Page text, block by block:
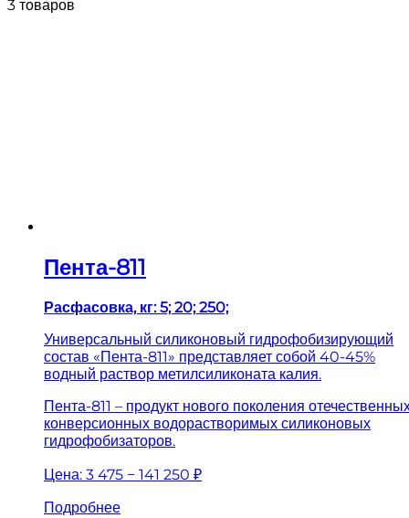
3 товаров
Пента-811
Расфасовка, кг: 5; 20; 250;
Универсальный силиконовый гидрофобизирующий
состав «Пента-811» представляет собой 40-45%
водный раствор метилсиликоната калия.
Пента-811 – продукт нового поколения
конверсионных водорастворимых силиконовых
гидрофобизаторов.
Цена: 3 475 − 141 250 ₽
Подробнее